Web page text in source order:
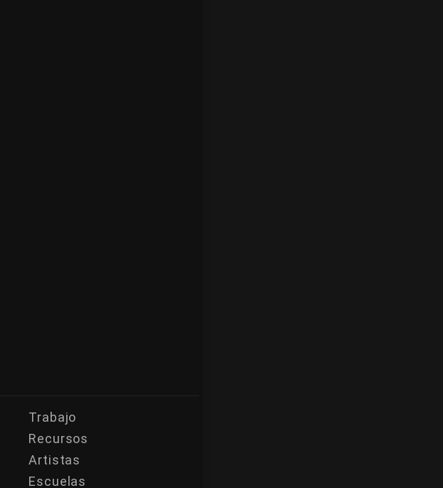
Trabajo
Recursos
Artistas
Escuelas